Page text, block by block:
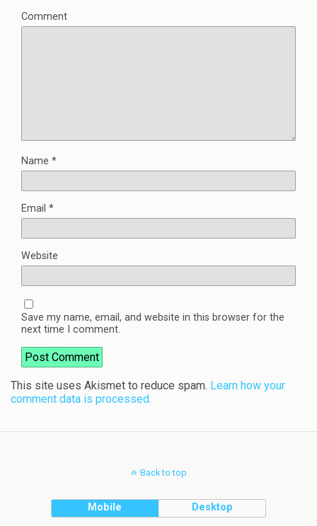
Comment
Name *
Email *
Website
Save my name, email, and website in this browser for the
next time I comment.
This site uses Akismet to reduce spam. Learn how your
comment data is processed.
Back to top
Mobile Desktop